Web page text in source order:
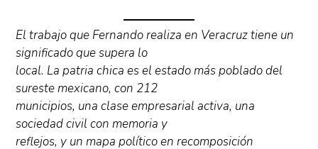
El trabajo que Fernando realiza en Veracruz tiene un
significado que supera lo
local. La patria chica es el estado más poblado del
sureste mexicano, con 212
municipios, una clase empresarial activa, una
sociedad civil con memoria y
reflejos, y un mapa político en recomposición